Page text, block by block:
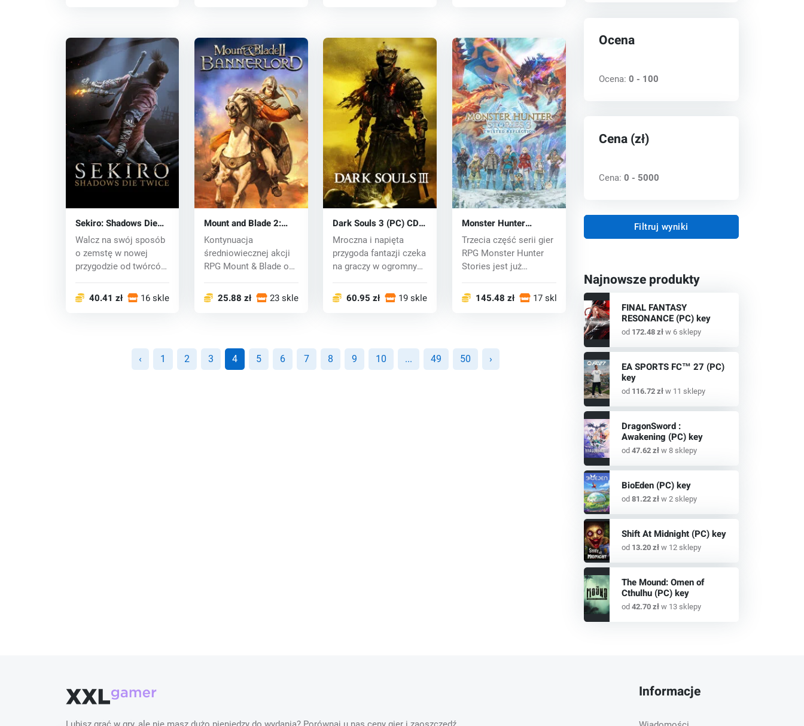
Sekiro: Shadows Die
Twice (PC) CD key
Walcz na swój sposób
o zemstę w nowej
przygodzie od twórców
40.41 zł 16 sklepy
Mount and Blade 2:
Bannerlord (PC) CD
key
Kontynuacja
średniowiecznej akcji
RPG Mount & Blade o
25.88 zł 23 sklepy
Dark Souls 3 (PC) CD
key
Mroczna i napięta
przygoda fantazji czeka
na graczy w ogromnym
60.95 zł 19 sklepy
Monster Hunter
Stories 3: Twisted
Reflection (PC) key
Trzecia część serii gier
RPG Monster Hunter
Stories jest już
145.48 zł 17 sklepy
‹ 1 2 3 4 5 6 7 8 9 10 ... 49 50 ›
Ocena
Ocena:0 - 100
Cena (zł)
Cena:0 - 5000
Filtruj wyniki
Najnowsze produkty
FINAL FANTASY
RESONANCE (PC) key
od 172.48 złw 6 sklepy
EA SPORTS FC™ 27 (PC)
key
od 116.72 złw 11 sklepy
DragonSword :
Awakening (PC) key
od 47.62 złw 8 sklepy
BioEden (PC) key
od 81.22 złw 2 sklepy
Shift At Midnight (PC) key
od 13.20 złw 12 sklepy
The Mound: Omen of
Cthulhu (PC) key
od 42.70 złw 13 sklepy
Informacje